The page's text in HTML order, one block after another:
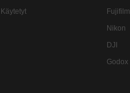
Käytetyt
Fujifilm
Nikon
DJI
Godox